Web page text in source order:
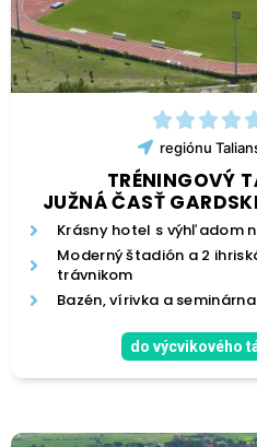
regiónu
TRÉNINGOVÝ
JUŽNÁ ČASŤ
Krásny hotel s výhľadom
Moderný štadión a 2
trávnikom
Bazén, vírivka a
do výcvikového